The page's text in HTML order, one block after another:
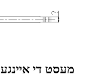
3. מעסט די